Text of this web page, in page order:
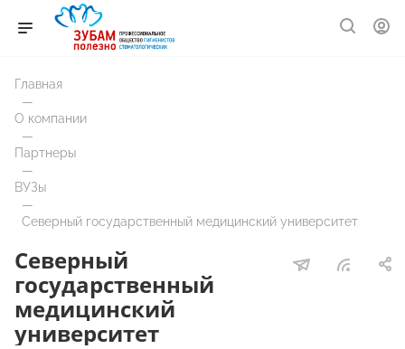
Северный
государственный
медицинский
университет
Главная
—
О компании
—
Партнеры
—
ВУЗы
—
Северный государственный медицинский университет